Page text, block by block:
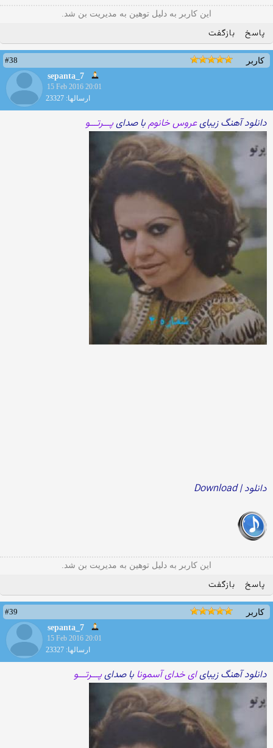
این کاربر به دلیل توهین به مدیریت بن شد.
پاسخ بازگفت
کاربر
#38
sepanta_7
15 Feb 2016 20:01
ارسالها: 23327
دانلود آهنگ زیبایعروس خانومبا صدایپـــرتـــو
دانلود | Download
این کاربر به دلیل توهین به مدیریت بن شد.
پاسخ بازگفت
کاربر
#39
sepanta_7
15 Feb 2016 20:01
ارسالها: 23327
دانلود آهنگ زیبایای خدای آسمونا با صدایپـــرتـــو